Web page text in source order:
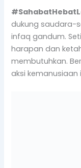
dukung saudara-
infaq gandum.
harapan dan
membutuhkan.
aksi kemanusiaan